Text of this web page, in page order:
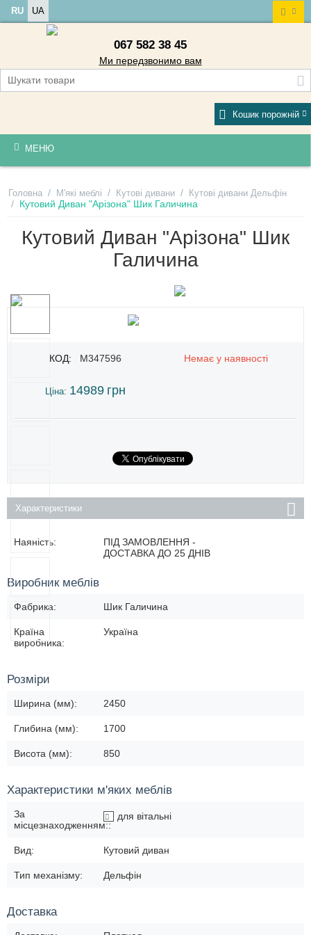
RU UA
067 582 38 45
Ми передзвонимо вам
Кошик порожній
МЕНЮ
Головна / М'які меблі / Кутові дивани / Кутові дивани Дельфін
/ Кутовий Диван "Арізона" Шик Галичина
Кутовий Диван "Арізона" Шик
Галичина
КОД: M347596 Немає у наявності
Ціна: 14989 грн
Характеристики
Наяність:
ПІД ЗАМОВЛЕННЯ -
ДОСТАВКА ДО 25 ДНІВ
Виробник меблів
Фабрика: Шик Галичина
Країна
виробника:
Україна
Розміри
Ширина (мм): 2450
Глибина (мм): 1700
Висота (мм): 850
Характеристики м'яких меблів
За
місцезнаходженням::
для вітальні
Вид: Кутовий диван
Тип механізму: Дельфін
Доставка